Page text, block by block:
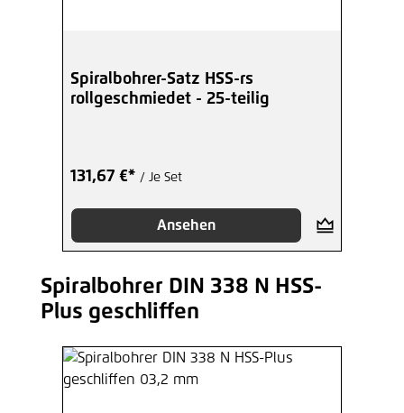
Spiralbohrer-Satz HSS-rs
rollgeschmiedet - 25-teilig
131,67 €* / Je Set
Ansehen
Produktgalerie überspringen
Spiralbohrer DIN 338 N HSS-
Plus geschliffen